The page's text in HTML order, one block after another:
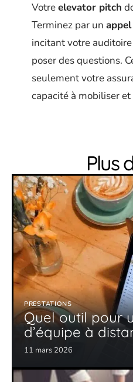
Votreelevator pitch
Terminez par un appel
incitant votre auditoire
poser des questions.
seulement votre
capacité à mobiliser
Plus
PRESTATIONS
Quel outil pour
d’équipe à
11 mars 2026